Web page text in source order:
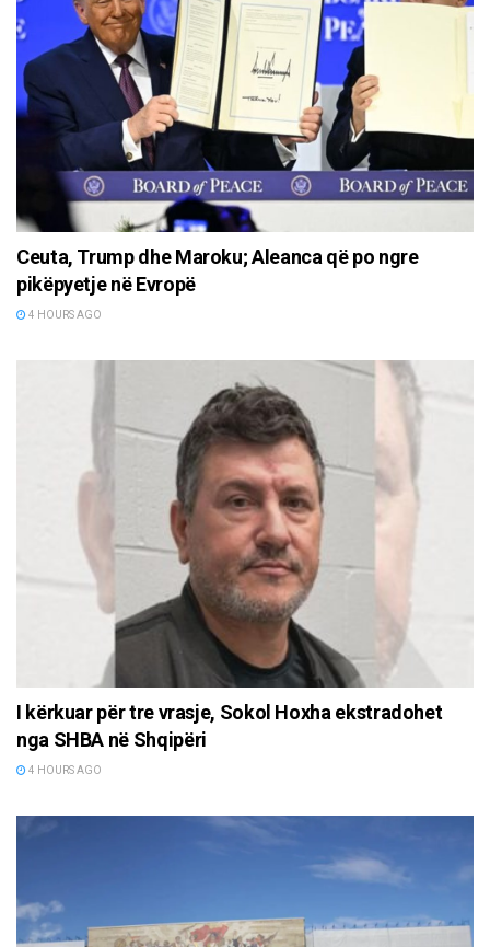
Ceuta, Trump dhe Maroku; Aleanca që po ngre
pikëpyetje në Evropë
4 HOURS AGO
I kërkuar për tre vrasje, Sokol Hoxha ekstradohet
nga SHBA në Shqipëri
4 HOURS AGO